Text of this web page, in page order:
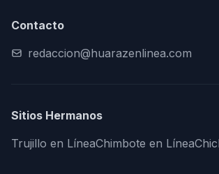
Contacto
redaccion@huarazenlinea.com
Sitios Hermanos
Trujillo en LíneaChimbote en Línea